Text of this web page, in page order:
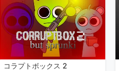
コラプトボックス 2